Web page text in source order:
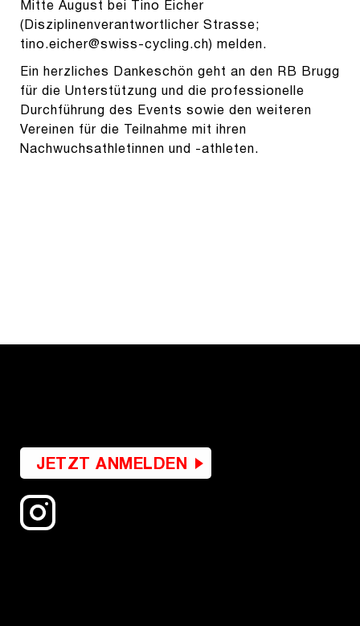
Mitte August bei Tino Eicher
(Disziplinenverantwortlicher Strasse;
tino.eicher@swiss-cycling.ch) melden.
Ein herzliches Dankeschön geht an den RB Brugg
für die Unterstützung und die professionelle
Durchführung des Events sowie den weiteren
Vereinen für die Teilnahme mit ihren
Nachwuchsathletinnen und -athleten.
JETZT ANMELDEN